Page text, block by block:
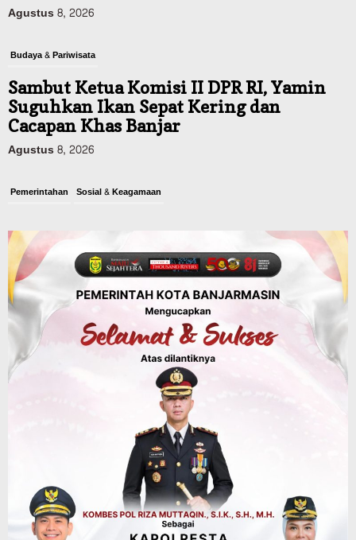
Agustus 8, 2026
Budaya & Pariwisata
Sambut Ketua Komisi II DPR RI, Yamin
Suguhkan Ikan Sepat Kering dan
Cacapan Khas Banjar
Agustus 8, 2026
Pemerintahan Sosial & Keagamaan
Digital, Target 30 Persen IKD Masih
Jauh, Komisi II DPR Turun Tangan
Agustus 7, 2026
Dinas PUPR Kalsel Headline Pembangunan
Jalan Veteran Km 5,5 Sungai Lulut
Dibuka Pasca Retak dan Amblas,
Angkutan Bertonase 6 Ton Lebih Tak
Diperbolehkan Melintas
Headline
Panaskan Kembali Arena Panjat Tebing,